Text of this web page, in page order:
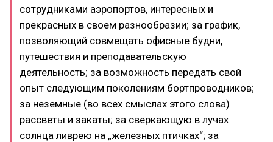
сотрудниками аэропортов, интересных и
прекрасных в своем разнообразии; за график,
позволяющий совмещать офисные будни,
путешествия и преподавательскую
деятельность; за возможность передать свой
опыт следующим поколениям бортпроводников;
за неземные (во всех смыслах этого слова)
рассветы и закаты; за сверкающую в лучах
солнца ливрею на „железных птичках“; за